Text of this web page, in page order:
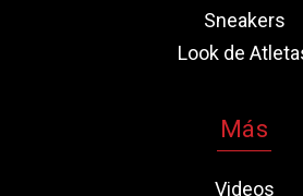
Sneakers
Look de
Más
Videos